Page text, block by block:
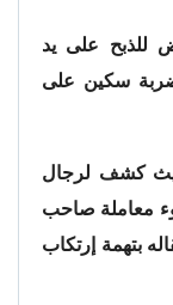
للذبح على يد
سكين على
حيث كشف لرجال
معاملة صاحب
بتهمة إرتكاب